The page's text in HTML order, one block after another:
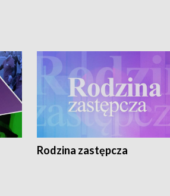
Rodzina zastępcza